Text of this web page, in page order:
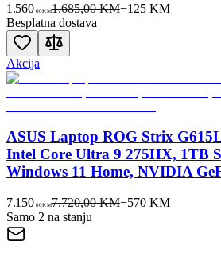
1.560 00KM1.685,00 KM−125KM
Besplatna dostava
Akcija
ASUS Laptop ROG Strix
Intel Core Ultra 9 275HX, 1TB
Windows 11 Home, NVIDIA
7.150 00KM7.720,00 KM−570KM
Samo 2 na stanju